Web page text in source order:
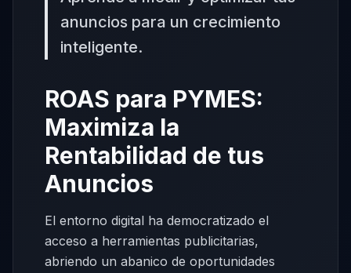
anuncios para un crecimiento
inteligente.
ROAS para PYMES:
Maximiza la
Rentabilidad de tus
Anuncios
El entorno digital ha democratizado el
acceso a herramientas publicitarias,
abriendo un abanico de oportunidades